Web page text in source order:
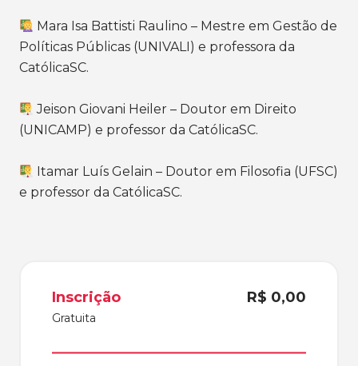
Mara Isa Battisti Raulino – Mestre em Gestão de
Políticas Públicas (UNIVALI) e professora da
CatólicaSC.
Jeison Giovani Heiler – Doutor em Direito
(UNICAMP) e professor da CatólicaSC.
Itamar Luís Gelain – Doutor em Filosofia (UFSC)
e professor da CatólicaSC.
Inscrição
Gratuita
R$ 0,00